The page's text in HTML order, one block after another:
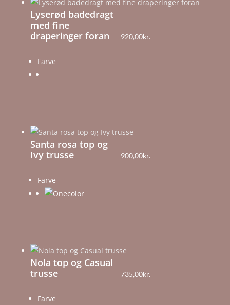
Lyserød badedragt
med fine
draperinger foran
920,00kr.
Farve
Santa rosa top og
Ivy trusse
900,00kr.
Farve
Nola top og Casual
trusse
735,00kr.
Farve